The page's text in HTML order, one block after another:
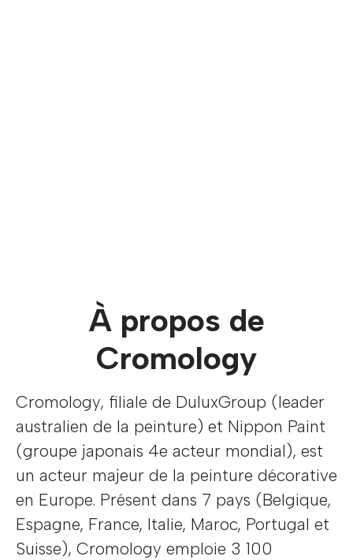
À propos de
Cromology
Cromology, filiale de DuluxGroup (leader
australien de la peinture) et Nippon Paint
(groupe japonais 4e acteur mondial), est
un acteur majeur de la peinture décorative
en Europe. Présent dans 7 pays (Belgique,
Espagne, France, Italie, Maroc, Portugal et
Suisse), Cromology emploie 3 100